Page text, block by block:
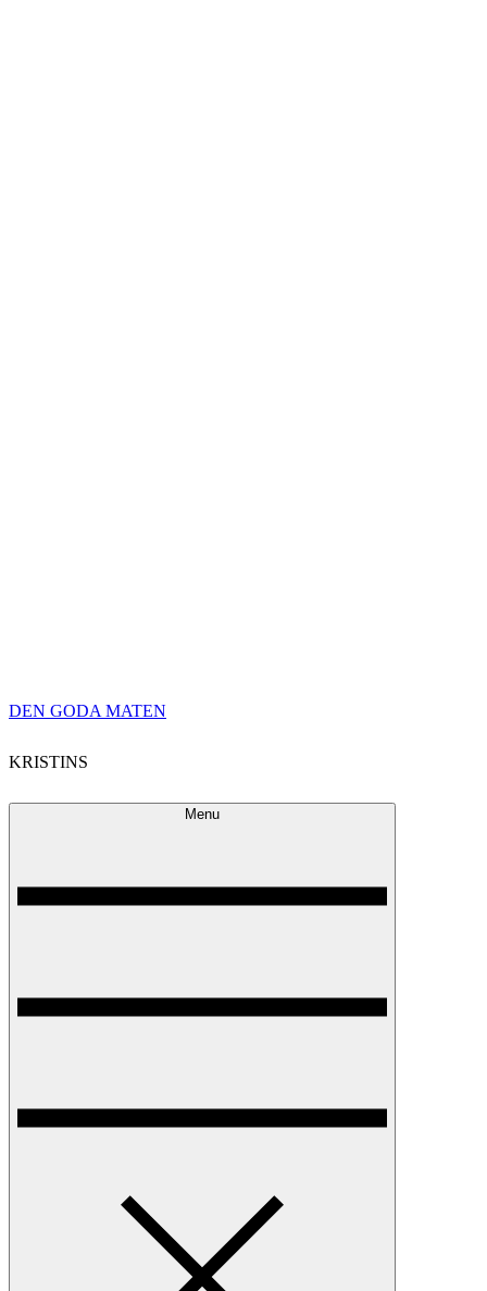
Skip
content
DEN GODA MATEN
KRISTINS
Menu